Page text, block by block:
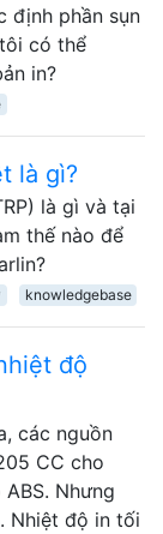
định phần sụn
có thể
in?
là gì?
là gì và tại
thế nào để
knowledgebase
độ
các nguồn
CC cho
Nhưng
Nhiệt độ in tối